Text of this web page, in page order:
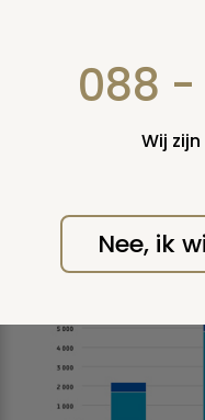
10
eerste
donderdag 1
088 -
Wij
Nee, ik